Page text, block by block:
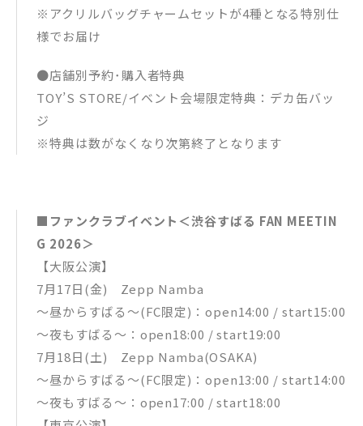
※アクリルバッグチャームセットが4種となる特別仕
様でお届け
●店舗別予約･購入者特典
TOY’S STORE/イベント会場限定特典：デカ缶バッ
ジ
※特典は数がなくなり次第終了となります
■ファンクラブイベント＜渋谷すばる FAN MEETIN
G 2026＞
【大阪公演】
7月17日(金) Zepp Namba
〜昼からすばる〜(FC限定)：open14:00 / start15:00
〜夜もすばる〜：open18:00 / start19:00
7月18日(土) Zepp Namba(OSAKA)
〜昼からすばる〜(FC限定)：open13:00 / start14:00
〜夜もすばる〜：open17:00 / start18:00